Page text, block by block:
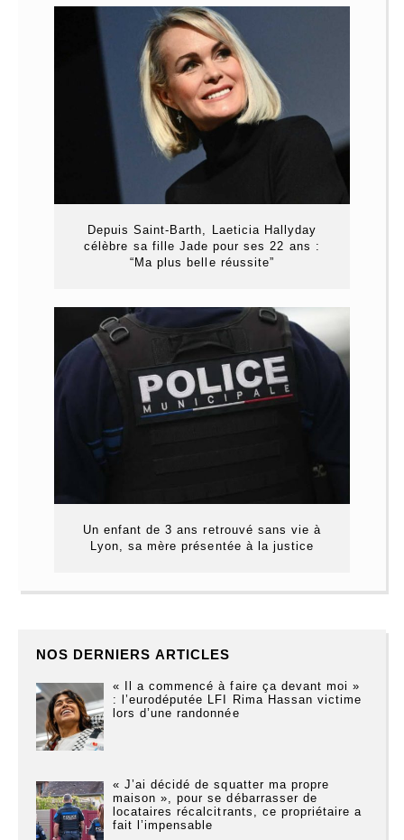
Depuis Saint-Barth, Laeticia Hallyday
célèbre sa fille Jade pour ses 22 ans :
“Ma plus belle réussite”
Un enfant de 3 ans retrouvé sans vie à
Lyon, sa mère présentée à la justice
NOS DERNIERS ARTICLES
« Il a commencé à faire ça devant moi »
: l’eurodéputée LFI Rima Hassan victime
lors d’une randonnée
« J’ai décidé de squatter ma propre
maison », pour se débarrasser de
locataires récalcitrants, ce propriétaire a
fait l’impensable